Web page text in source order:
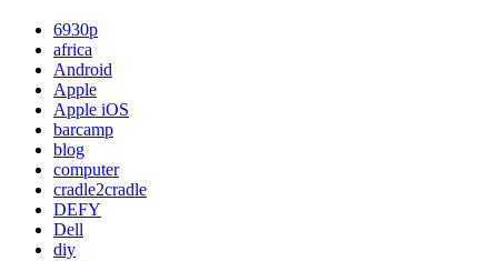
6930p
africa
Android
Apple
Apple iOS
barcamp
blog
computer
cradle2cradle
DEFY
Dell
diy